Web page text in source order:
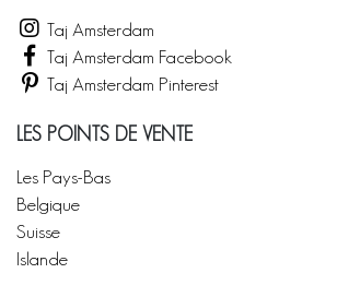
Taj Amsterdam
Taj Amsterdam Facebook
Taj Amsterdam Pinterest
LES POINTS DE VENTE
Les Pays-Bas
Belgique
Suisse
Islande